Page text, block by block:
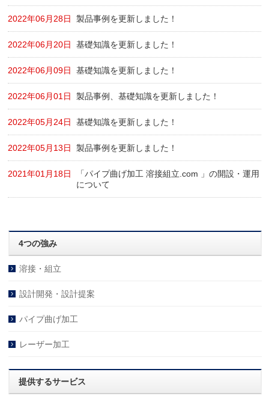
2022年06月28日 製品事例を更新しました！
2022年06月20日 基礎知識を更新しました！
2022年06月09日 基礎知識を更新しました！
2022年06月01日 製品事例、基礎知識を更新しました！
2022年05月24日 基礎知識を更新しました！
2022年05月13日 製品事例を更新しました！
2021年01月18日
「パイプ曲げ加工 溶接組立.com 」の開設・運用
について
4つの強み
溶接・組立
設計開発・設計提案
パイプ曲げ加工
レーザー加工
提供するサービス